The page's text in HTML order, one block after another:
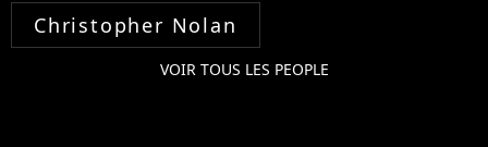
Christopher Nolan
VOIR TOUS LES PEOPLE